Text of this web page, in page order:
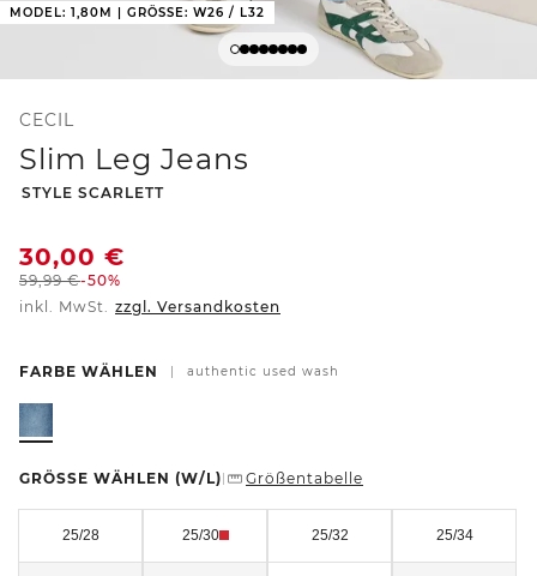
MODEL: 1,80M | GRÖSSE: W26 / L32
CECIL
Slim Leg Jeans
-
STYLE SCARLETT
30,00 €
59,99€-50%
inkl. MwSt. zzgl. Versandkosten
FARBE WÄHLEN authentic used wash
GRÖSSE WÄHLEN (W/L) Größentabelle
25/28 25/30 25/32 25/34